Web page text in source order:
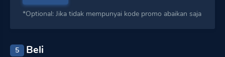
*Optional: Jika tidak mempunyai kode promo abaikan saja
5 Beli